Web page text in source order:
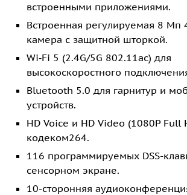
встроенными приложениями.
Встроенная регулируемая 8 Мп
камера с защитной шторкой.
Wi‑Fi 5 (2.4G/5G 802.11ac) для
высокоскоростного
Bluetooth 5.0 для гарнитур и
устройств.
HD Voice и HD Video (1080P Full
кодеком264.
116 программируемых DSS-
сенсорном экране.
10-сторонняя